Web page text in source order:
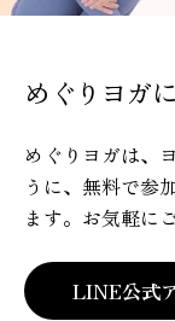
めぐりヨガ
めぐりヨガは、
うに、無料で参
ます。お気軽に
LINE公式